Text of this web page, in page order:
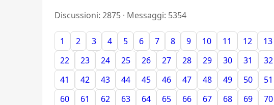
Discussioni: 2875 · Messaggi: 5354
1 2 3 4 5 6 7 8 9 10 11 12 13
22
23 24 25 26 27 28 29 30 31 32
41
42 43 44 45 46 47 48 49 50 51
60
61 62 63 64 65 66 67 68 69 70